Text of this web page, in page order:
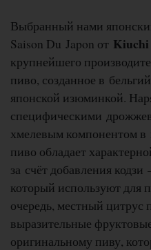
Выбранный нами
Saison Du Japon от Kiuchi
крупнейшего
пиво, созданное в
японской изюминкой.
специфическими
хмелевым компонентом в
пиво обладает
за счёт добавления
который используют для
очередь, местный цитрус
выразительные
оригинальному пиву,